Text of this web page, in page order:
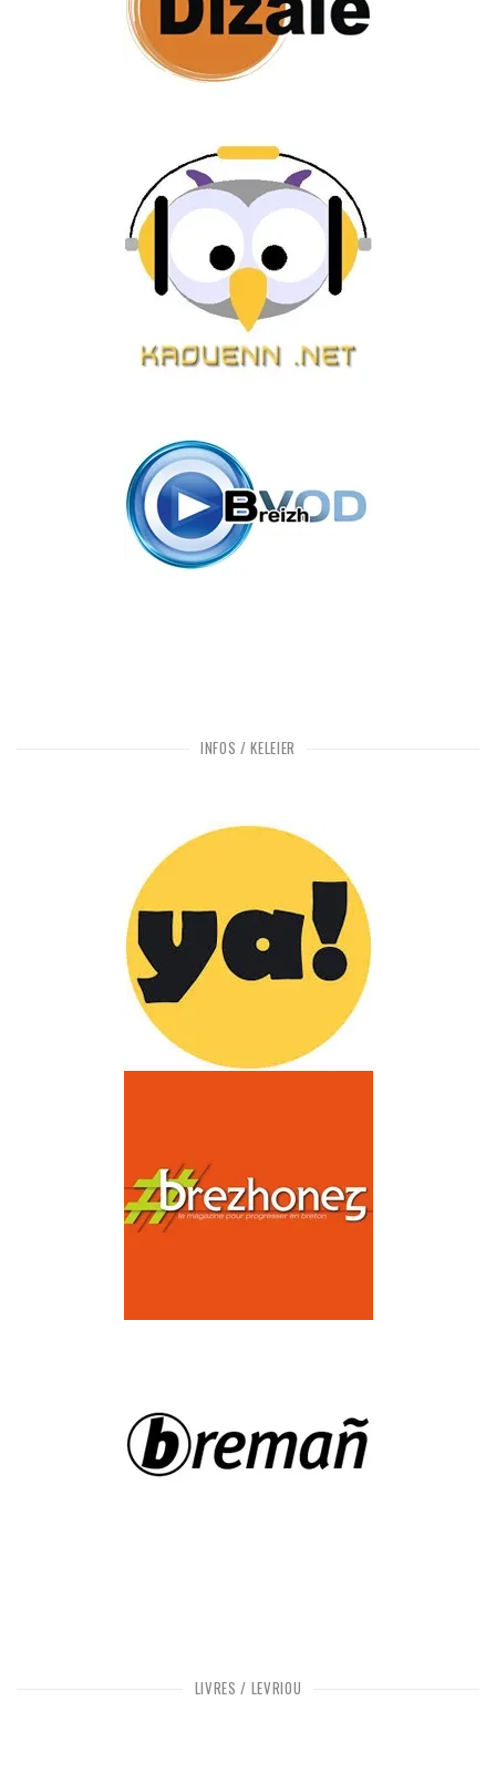
INFOS / KELEIER
LIVRES / LEVRIOÙ